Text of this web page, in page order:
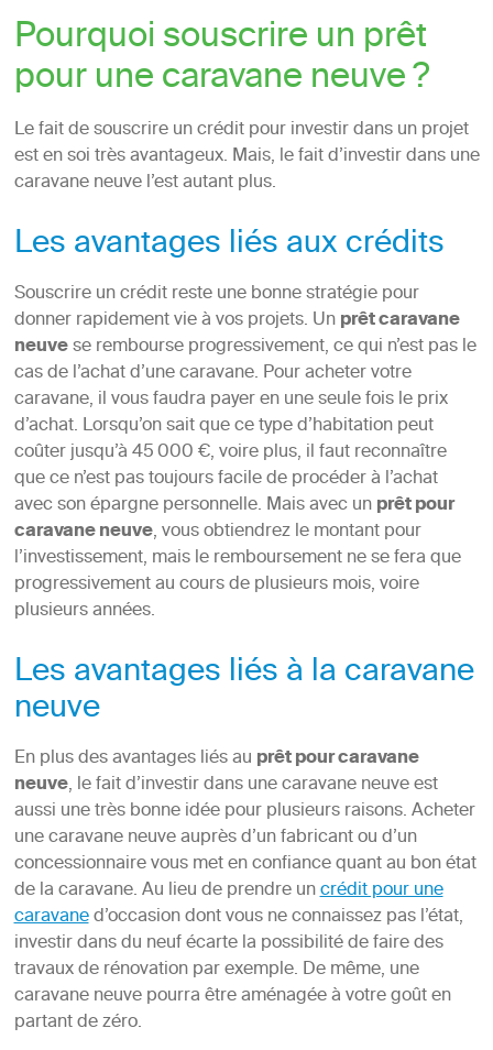
Pourquoi souscrire un prêt
pour une caravane neuve ?
Le fait de souscrire un crédit pour investir dans un projet
est en soi très avantageux. Mais, le fait d’investir dans une
caravane neuve l’est autant plus.
Les avantages liés aux crédits
Souscrire un crédit reste une bonne stratégie pour
donner rapidement vie à vos projets. Unprêt caravane
neuvese rembourse progressivement, ce qui n’est pas le
cas de l’achat d’une caravane. Pour acheter votre
caravane, il vous faudra payer en une seule fois le prix
d’achat. Lorsqu’on sait que ce type d’habitation peut
coûter jusqu’à 45 000 €, voire plus, il faut reconnaître
que ce n’est pas toujours facile de procéder à l’achat
avec son épargne personnelle. Mais avec unprêt pour
caravane neuve, vous obtiendrez le montant pour
l’investissement, mais le remboursement ne se fera que
progressivement au cours de plusieurs mois, voire
plusieurs années.
Les avantages liés à la caravane
neuve
En plus des avantages liés au prêt pour caravane
neuve, le fait d’investir dans une caravane neuve est
aussi une très bonne idée pour plusieurs raisons. Acheter
une caravane neuve auprès d’un fabricant ou d’un
concessionnaire vous met en confiance quant au bon état
de la caravane. Au lieu de prendre uncrédit pour une
caravaned’occasion dont vous ne connaissez pas l’état,
investir dans du neuf écarte la possibilité de faire des
travaux de rénovation par exemple. De même, une
caravane neuve pourra être aménagée à votre goût en
partant de zéro.